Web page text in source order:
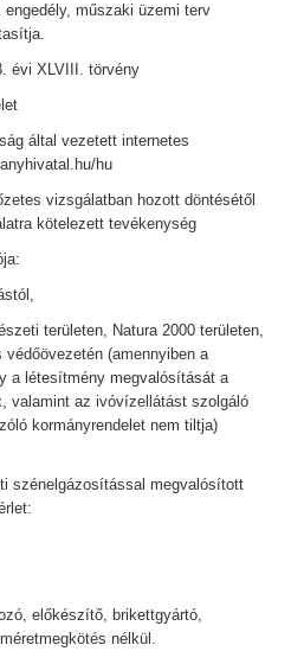
engedély, műszaki üzemi terv
évi XLVIII. törvény
által vezetett internetes
hu
vizsgálatban hozott döntésétől
kötelezett tevékenység
területen, Natura 2000 területen,
(amennyiben a
a létesítmény megvalósítását a
valamint az ivóvízellátást szolgáló
kormányrendelet nem tiltja)
szénelgázosítással megvalósított
előkészítő, brikettgyártó,
nélkül.